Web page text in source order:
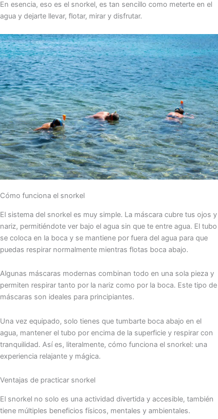
En esencia, eso es el snorkel, es tan sencillo como meterte en el
agua y dejarte llevar, flotar, mirar y disfrutar.
Cómo funciona el snorkel
El sistema del snorkel es muy simple. La máscara cubre tus ojos y
nariz, permitiéndote ver bajo el agua sin que te entre agua. El tubo
se coloca en la boca y se mantiene por fuera del agua para que
puedas respirar normalmente mientras flotas boca abajo.
Algunas máscaras modernas combinan todo en una sola pieza y
permiten respirar tanto por la nariz como por la boca. Este tipo de
máscaras son ideales para principiantes.
Una vez equipado, solo tienes que tumbarte boca abajo en el
agua, mantener el tubo por encima de la superficie y respirar con
tranquilidad. Así es, literalmente, cómo funciona el snorkel: una
experiencia relajante y mágica.
Ventajas de practicar snorkel
El snorkel no solo es una actividad divertida y accesible, también
tiene múltiples beneficios físicos, mentales y ambientales.